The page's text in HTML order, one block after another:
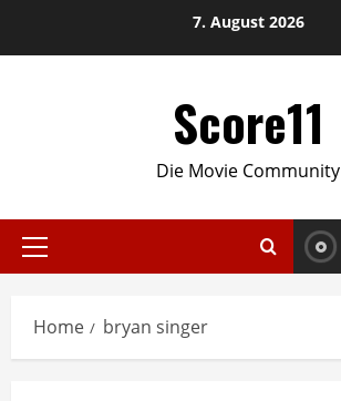
7. August 2026
Score11
Die Movie Community
Primary
Home bryan singer